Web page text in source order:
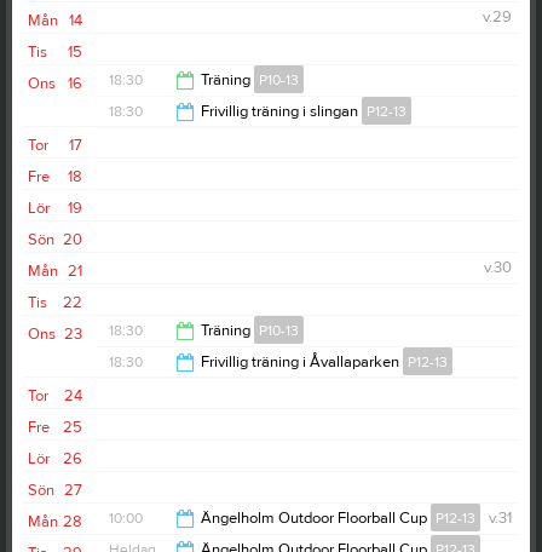
14
Mån
v.29
15
Tis
16
Ons 18:30 Träning P10-13
18:30 Frivillig träning i slingan P12-13
17
Tor
18
Fre
19
Lör
20
Sön
21
Mån
v.30
22
Tis
23
Ons 18:30 Träning P10-13
18:30 Frivillig träning i Åvallaparken P12-13
24
Tor
25
Fre
26
Lör
27
Sön
28
Mån v.31
10:00 Ängelholm Outdoor Floorball Cup P12-13